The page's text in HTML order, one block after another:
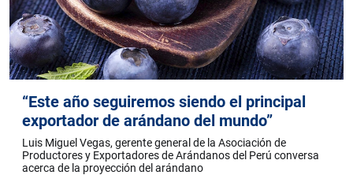
“Este año seguiremos siendo el principal
exportador de arándano del mundo”
Luis Miguel Vegas, gerente general de la Asociación de
Productores y Exportadores de Arándanos del Perú conversa
acerca de la proyección del arándano